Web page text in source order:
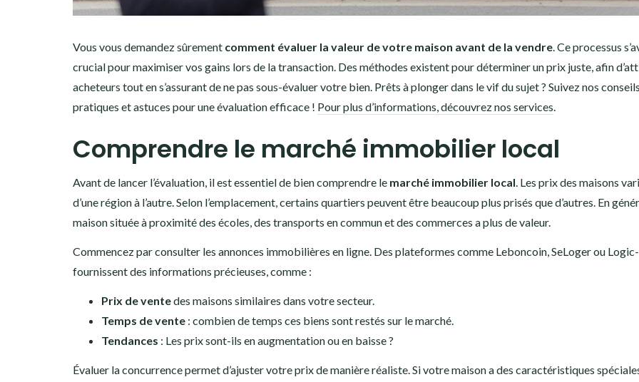
Vous vous demandez sûrement comment évaluer la valeur de votre maison avant de la vendre. Ce processus
crucial pour maximiser vos gains lors de la transaction. Des méthodes existent pour déterminer un prix juste, afin
acheteurs tout en s’assurant de ne pas sous-évaluer votre bien. Prêts à plonger dans le vif du sujet ? Suivez nos conseils
pratiques et astuces pour une évaluation efficace ! Pour plus d’informations, découvrez nos services.
Comprendre le marché immobilier local
Avant de lancer l’évaluation, il est essentiel de bien comprendre le marché immobilier local. Les prix des maisons
d’une région à l’autre. Selon l’emplacement, certains quartiers peuvent être beaucoup plus prisés que d’autres. En
maison située à proximité des écoles, des transports en commun et des commerces a plus de valeur.
Commencez par consulter les annonces immobilières en ligne. Des plateformes comme Leboncoin, SeLoger ou
fournissent des informations précieuses, comme :
Prix de ventedes maisons similaires dans votre secteur.
Temps de vente : combien de temps ces biens sont restés sur le marché.
Tendances : Les prix sont-ils en augmentation ou en baisse ?
Évaluer la concurrence permet d’ajuster votre prix de manière réaliste. Si votre maison a des caractéristiques